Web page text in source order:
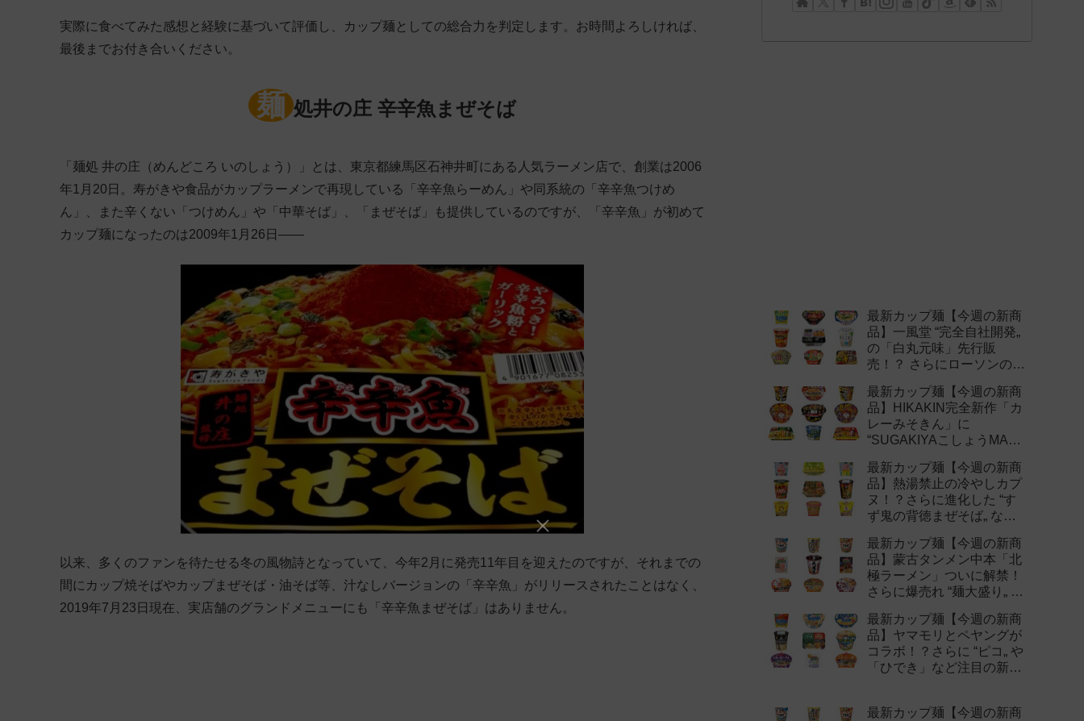
実際に食べてみた感想と経験に基づいて評価し、カップ麺としての総合力を判定します。お時間よろしければ、
最後までお付き合いください。
麺 処井の庄 辛辛魚まぜそば
「麺処 井の庄（めんどころ いのしょう）」とは、東京都練馬区石神井町にある人気ラーメン店で、創業は2006
年1月20日。寿がきや食品がカップラーメンで再現している「辛辛魚らーめん」や同系統の「辛辛魚つけめ
ん」、また辛くない「つけめん」や「中華そば」、「まぜそば」も提供しているのですが、「辛辛魚」が初めて
カップ麺になったのは2009年1月26日——
以来、多くのファンを待たせる冬の風物詩となっていて、今年2月に発売11年目を迎えたのですが、それまでの
間にカップ焼そばやカップまぜそば・油そば等、汁なしバージョンの「辛辛魚」がリリースされたことはなく、
2019年7月23日現在、実店舗のグランドメニューにも「辛辛魚まぜそば」はありません。
最新カップ麺【今週の新商
品】一風堂 “完全自社開発„
の「白丸元味」先行販
売！？ さらにローソンの激
新作まとめ！
最新カップ麺【今週の新商
品】HIKAKIN完全新作「カ
レーみそきん」に
“SUGAKIYAこしょうMAX„
最新カップ麺【今週の新商
品】熱湯禁止の冷やしカプ
ヌ！？さらに進化した “す
ず鬼の背徳まぜそば„ など
最新カップ麺【今週の新商
品】蒙古タンメン中本「北
極ラーメン」ついに解禁！
さらに爆売れ “麺大盛り„ シ
作まとめ！
最新カップ麺【今週の新商
品】ヤマモリとペヤングが
コラボ！？さらに “ピコ„ や
「ひでき」など注目の新作
最新カップ麺【今週の新商